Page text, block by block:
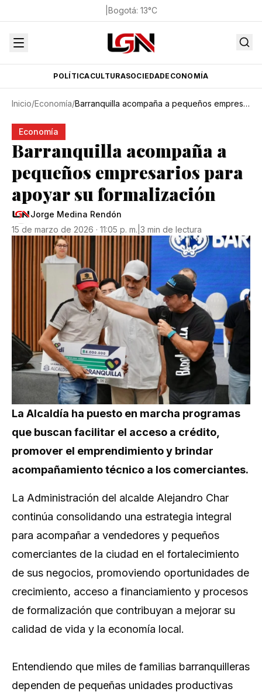
Bogotá: 13°C
POLÍTICACULTURASOCIEDADECONOMÍA
Inicio/Economía/ Barranquilla acompaña a pequeños empresarios para apoyar su formalización
Economía
Barranquilla acompaña a
pequeños empresarios para
apoyar su formalización
Jorge Medina Rendón
15 de marzo de 2026 · 11:05 p. m. 3 min de lectura
La Alcaldía ha puesto en marcha programas
que buscan facilitar el acceso a crédito,
promover el emprendimiento y brindar
acompañamiento técnico a los comerciantes.
La Administración del alcalde Alejandro Char
continúa consolidando una estrategia integral
para acompañar a vendedores y pequeños
comerciantes de la ciudad en el fortalecimiento
de sus negocios, promoviendo oportunidades de
crecimiento, acceso a financiamiento y procesos
de formalización que contribuyan a mejorar su
calidad de vida y la economía local.
Entendiendo que miles de familias barranquilleras
dependen de pequeñas unidades productivas